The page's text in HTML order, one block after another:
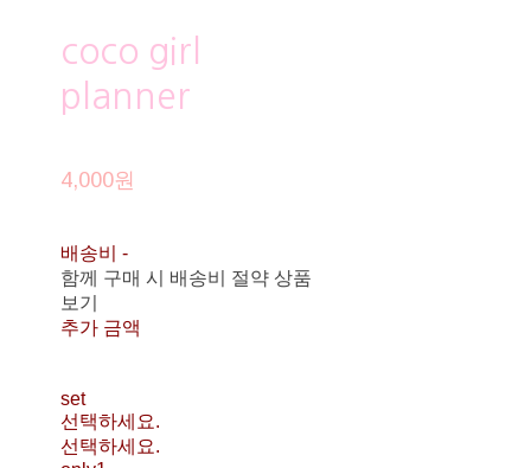
coco girl
planner
4,000원
배송비-
함께 구매 시 배송비 절약 상품
보기
추가 금액
set
선택하세요.
선택하세요.